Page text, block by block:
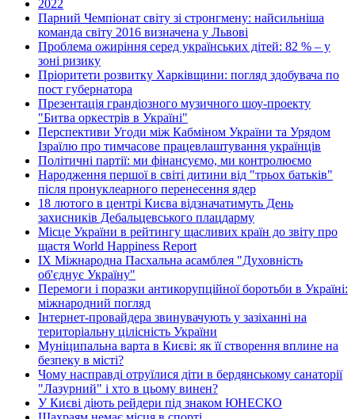
2022
Парний Чемпіонат світу зі стронгмену: найсильніша
команда світу 2016 визначена у Львові
Проблема ожиріння серед українських дітей: 82 % – у
зоні ризику
Пріоритети розвитку Харківщини: погляд здобувача по
пост губернатора
Презентація грандіозного музичного шоу-проекту
"Битва оркестрів в Україні"
Перспективи Угоди між Кабміном України та Урядом
Ізраїлю про тимчасове працевлаштування українців
Політичні партії: ми фінансуємо, ми контролюємо
Народження першої в світі дитини від "трьох батьків"
після пронуклеарного перенесення ядер
18 лютого в центрі Києва відзначатимуть День
захисників Дебальцевського плацдарму
Місце України в рейтингу щасливих країн до звіту про
щастя World Happiness Report
ІХ Міжнародна Пасхальна асамблея "Духовність
об'єднує Україну"
Перемоги і поразки антикорупційної боротьби в Україні:
міжнародний погляд
Інтернет-провайдера звинувачують у зазіханні на
територіальну цілісність України
Муніципальна варта в Києві: як її створення вплине на
безпеку в місті?
Чому насправді отруїлися діти в бердянському санаторії
"Лазурний" і хто в цьому винен?
У Києві діють рейдери під знаком ЮНЕСКО